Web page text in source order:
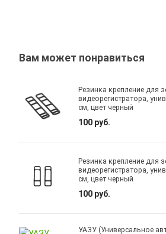
Вам может понравиться
Резинка крепление для
видеорегистратора,
см, цвет черный
100 руб.
Резинка крепление для
видеорегистратора,
см, цвет черный
100 руб.
УАЗУ (Универсальное